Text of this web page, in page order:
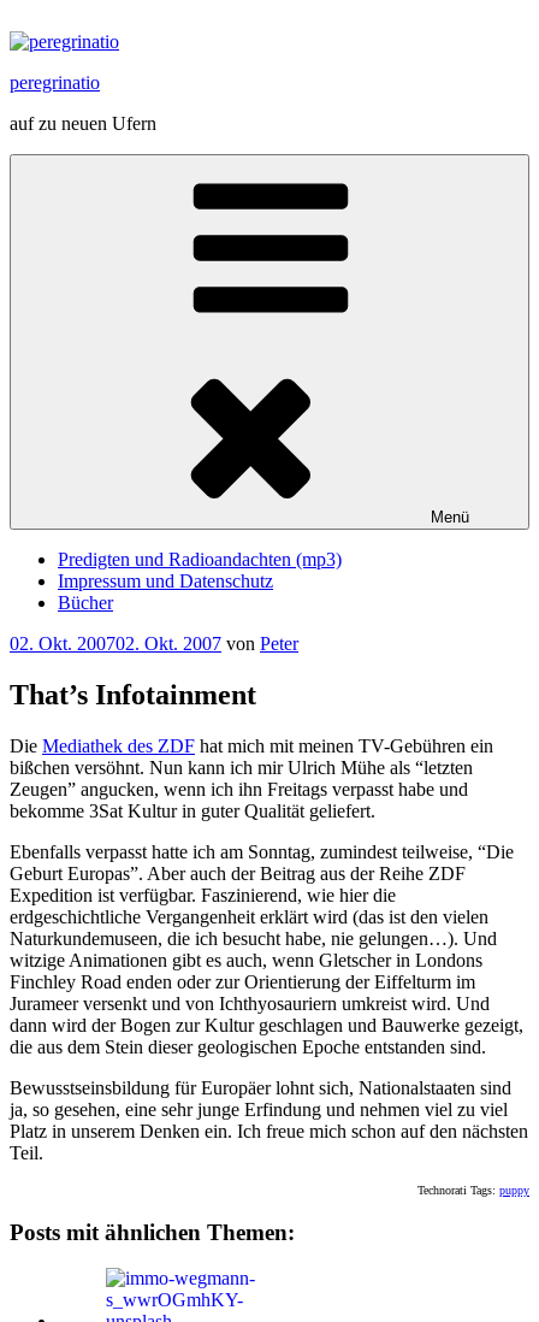
Inhalt
peregrinatio
auf zu neuen Ufern
Menü
Predigten und Radioandachten (mp3)
Impressum und Datenschutz
Bücher
Veröffentlicht
02. Okt. 200702. Okt. 2007 von Peter
That’s Infotainment
Die Mediathek des ZDF hat mich mit meinen TV-Gebühren ein
bißchen versöhnt. Nun kann ich mir Ulrich Mühe als “letzten
Zeugen” angucken, wenn ich ihn Freitags verpasst habe und
bekomme 3Sat Kultur in guter Qualität geliefert.
Ebenfalls verpasst hatte ich am Sonntag, zumindest teilweise, “Die
Geburt Europas”. Aber auch der Beitrag aus der Reihe ZDF
Expedition ist verfügbar. Faszinierend, wie hier die
erdgeschichtliche Vergangenheit erklärt wird (das ist den vielen
Naturkundemuseen, die ich besucht habe, nie gelungen…). Und
witzige Animationen gibt es auch, wenn Gletscher in Londons
Finchley Road enden oder zur Orientierung der Eiffelturm im
Jurameer versenkt und von Ichthyosauriern umkreist wird. Und
dann wird der Bogen zur Kultur geschlagen und Bauwerke gezeigt,
die aus dem Stein dieser geologischen Epoche entstanden sind.
Bewusstseinsbildung für Europäer lohnt sich, Nationalstaaten sind
ja, so gesehen, eine sehr junge Erfindung und nehmen viel zu viel
Platz in unserem Denken ein. Ich freue mich schon auf den nächsten
Teil.
Technorati Tags: puppy
Posts mit ähnlichen Themen: